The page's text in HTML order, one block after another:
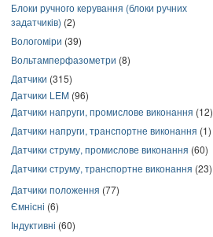
Блоки ручного керування (блоки ручних
задатчиків) (2)
Вологоміри (39)
Вольтамперфазометри (8)
Датчики (315)
Датчики LEM (96)
Датчики напруги, промислове виконання (12)
Датчики напруги, транспортне виконання (1)
Датчики струму, промислове виконання (60)
Датчики струму, транспортне виконання (23)
Датчики положення (77)
Ємнісні (6)
Індуктивні (60)